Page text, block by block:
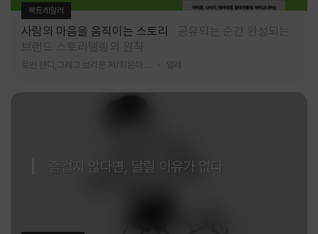
북트레일러
사람의 마음을 움직이는 스토리
공유되는 순간 완성되는
브랜드 스토리텔링의 원칙
알레
즐겁지 않다면, 달릴 이유가 없다